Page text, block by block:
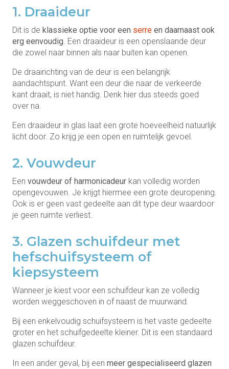
1. Draaideur
Dit is de klassieke optie voor een serre en daarnaast ook
erg eenvoudig. Een draaideur is een openslaande deur
die zowel naar binnen als naar buiten kan openen.
De draairichting van de deur is een belangrijk
aandachtspunt. Want een deur die naar de verkeerde
kant draait, is niet handig. Denk hier dus steeds goed
over na.
Een draaideur in glas laat een grote hoeveelheid natuurlijk
licht door. Zo krijg je een open en ruimtelijk gevoel.
2. Vouwdeur
Een vouwdeur of harmonicadeur kan volledig worden
opengevouwen. Je krijgt hiermee een grote deuropening.
Ook is er geen vast gedeelte aan dit type deur waardoor
je geen ruimte verliest.
3. Glazen schuifdeur met
hefschuifsysteem of
kiepsysteem
Wanneer je kiest voor een schuifdeur kan ze volledig
worden weggeschoven in of naast de muurwand.
Bij een enkelvoudig schuifsysteem is het vaste gedeelte
groter en het schuifgedeelte kleiner. Dit is een standaard
glazen schuifdeur.
In een ander geval, bij een meer gespecialiseerd glazen